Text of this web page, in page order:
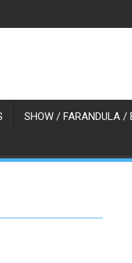
SHOW / FARANDULA /